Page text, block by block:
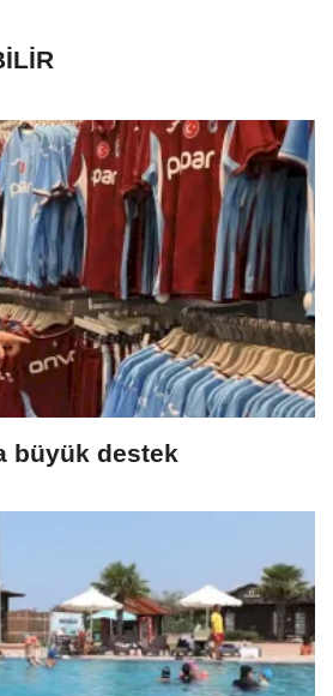
büyük destek